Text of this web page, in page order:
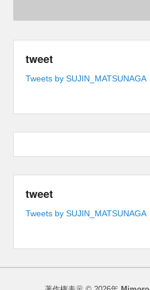
tweet
Tweets by SUJIN_MATSUNAGA
tweet
Tweets by SUJIN_MATSUNAGA